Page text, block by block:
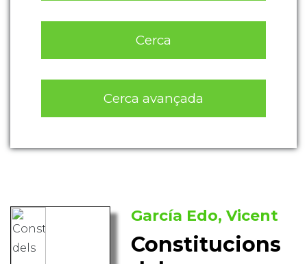
Cerca
Cerca avançada
García Edo, Vicent
Constitucions